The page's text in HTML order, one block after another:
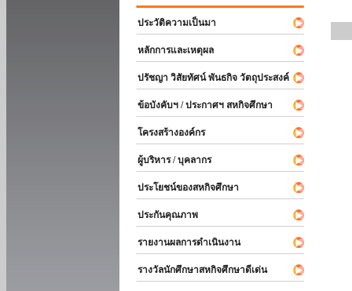
ประวัติความเป็นมา
หลักการและเหตุผล
ปรัชญา วิสัยทัศน์ พันธกิจ วัตถุประสงค์
ข้อบังคับฯ / ประกาศฯ สหกิจศึกษา
โครงสร้างองค์กร
ผู้บริหาร / บุคลากร
ประโยชน์ของสหกิจศึกษา
ประกันคุณภาพ
รายงานผลการดำเนินงาน
รางวัลนักศึกษาสหกิจศึกษาดีเด่น